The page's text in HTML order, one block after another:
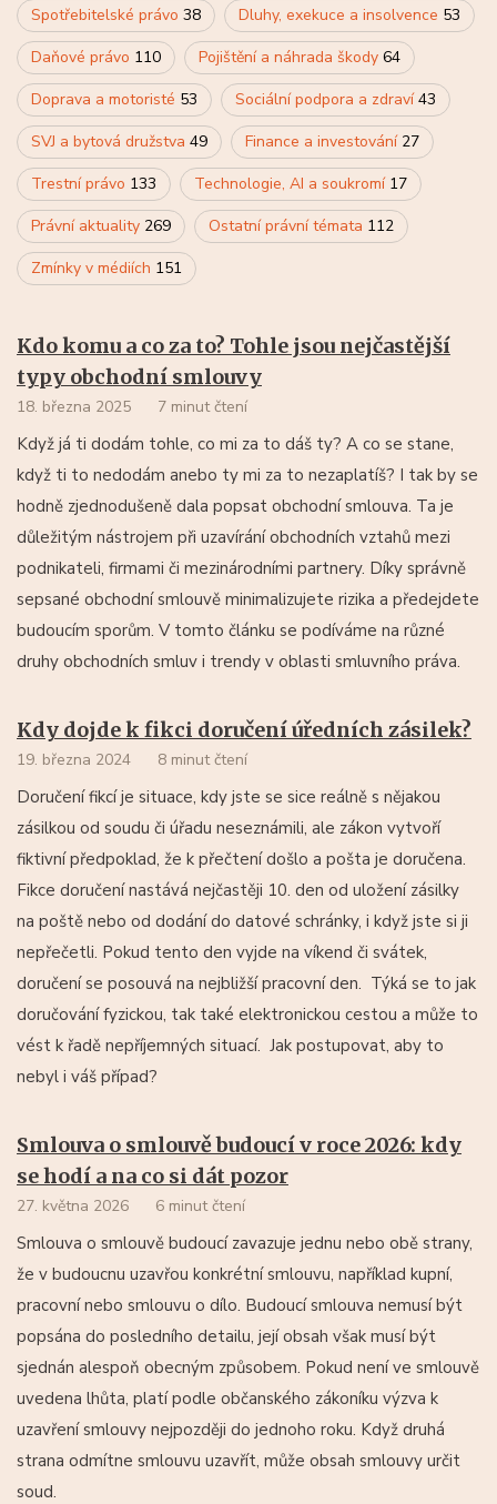
Spotřebitelské právo 38 Dluhy, exekuce a insolvence 53
Daňové právo 110 Pojištění a náhrada škody 64
Doprava a motoristé 53 Sociální podpora a zdraví43
SVJ a bytová družstva 49 Finance a investování 27
Trestní právo 133 Technologie, AI a soukromí 17
Právní aktuality 269 Ostatní právní témata 112
Zmínky v médiích 151
Kdo komu a co za to? Tohle jsou nejčastější
typy obchodní smlouvy
18. března 2025 7 minut čtení
Když já ti dodám tohle, co mi za to dáš ty? A co se stane,
když ti to nedodám anebo ty mi za to nezaplatíš? I tak by se
hodně zjednodušeně dala popsat obchodní smlouva. Ta je
důležitým nástrojem při uzavírání obchodních vztahů mezi
podnikateli, firmami či mezinárodními partnery. Díky správně
sepsané obchodní smlouvě minimalizujete rizika a předejdete
budoucím sporům. V tomto článku se podíváme na různé
druhy obchodních smluv i trendy v oblasti smluvního práva.
Kdy dojde k fikci doručení úředních zásilek?
19. března 2024 8 minut čtení
Doručení fikcí je situace, kdy jste se sice reálně s nějakou
zásilkou od soudu či úřadu neseznámili, ale zákon vytvoří
fiktivní předpoklad, že k přečtení došlo a pošta je doručena.
Fikce doručení nastává nejčastěji 10. den od uložení zásilky
na poště nebo od dodání do datové schránky, i když jste si ji
nepřečetli. Pokud tento den vyjde na víkend či svátek,
doručení se posouvá na nejbližší pracovní den. Týká se to jak
doručování fyzickou, tak také elektronickou cestou a může to
vést k řadě nepříjemných situací. Jak postupovat, aby to
nebyl i váš případ?
Smlouva o smlouvě budoucí v roce 2026: kdy
se hodí a na co si dát pozor
27. května 2026 6 minut čtení
Smlouva o smlouvě budoucí zavazuje jednu nebo obě strany,
že v budoucnu uzavřou konkrétní smlouvu, například kupní,
pracovní nebo smlouvu o dílo. Budoucí smlouva nemusí být
popsána do posledního detailu, její obsah však musí být
sjednán alespoň obecným způsobem. Pokud není ve smlouvě
uvedena lhůta, platí podle občanského zákoníku výzva k
uzavření smlouvy nejpozději do jednoho roku. Když druhá
strana odmítne smlouvu uzavřít, může obsah smlouvy určit
soud.